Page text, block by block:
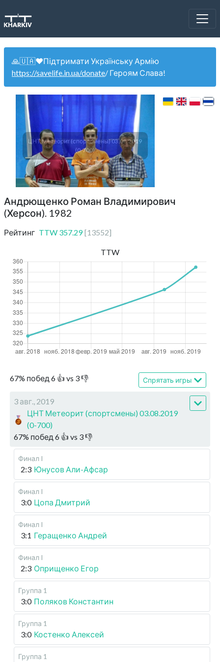
🙏🇺🇦❤️Підтримати Українську Армію
https://savelife.in.ua/donate/ Героям Слава!
ЦНТ Метеорит (спортсмены) 03.08.2019
(0-700)
Андрющенко Роман Владимирович
(Херсон). 1982
Рейтинг TTW 357.29 [13552]
67% побед 6 👍 vs 3👎 Спрятать игры
3 авг., 2019
ЦНТ Метеорит (спортсмены) 03.08.2019
(0-700)
67% побед 6 👍 vs 3👎
Финал I
2:3 Юнусов Али-Афсар
Финал I
3:0 Цопа Дмитрий
Финал I
3:1 Геращенко Андрей
Финал I
2:3 Оприщенко Егор
Группа 1
3:0 Поляков Константин
Группа 1
3:0 Костенко Алексей
Группа 1
TTW